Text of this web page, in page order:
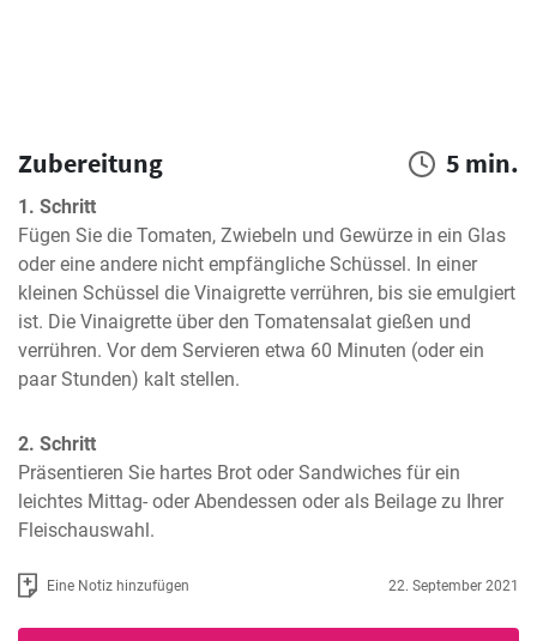
Zubereitung 5 min.
1. Schritt
Fügen Sie die Tomaten, Zwiebeln und Gewürze in ein Glas
oder eine andere nicht empfängliche Schüssel. In einer
kleinen Schüssel die Vinaigrette verrühren, bis sie emulgiert
ist. Die Vinaigrette über den Tomatensalat gießen und
verrühren. Vor dem Servieren etwa 60 Minuten (oder ein
paar Stunden) kalt stellen.
2. Schritt
Präsentieren Sie hartes Brot oder Sandwiches für ein
leichtes Mittag- oder Abendessen oder als Beilage zu Ihrer
Fleischauswahl.
Eine Notiz hinzufügen 22. September 2021